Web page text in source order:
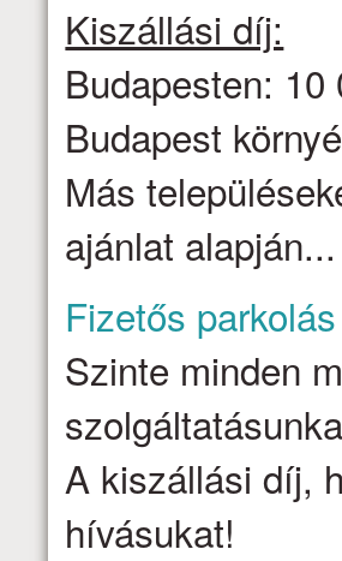
Kiszállási díj:
Budapesten: 10
Budapest
Más
ajánlat alapján...
Fizetős parkolás
Szinte minden
A kiszállási díj,
hívásukat!